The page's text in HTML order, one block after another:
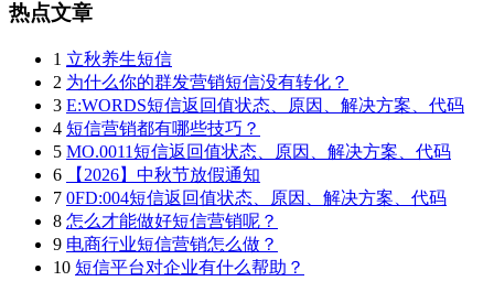
热点文章
1 立秋养生短信
2 为什么你的群发营销短信没有转化？
3 E:WORDS短信返回值状态、原因、解决方案、代码
4 短信营销都有哪些技巧？
5 MO.0011短信返回值状态、原因、解决方案、代码
6
【2026】中秋节放假通知
7 0FD:004短信返回值状态、原因、解决方案、代码
8 怎么才能做好短信营销呢？
9 电商行业短信营销怎么做？
10 短信平台对企业有什么帮助？